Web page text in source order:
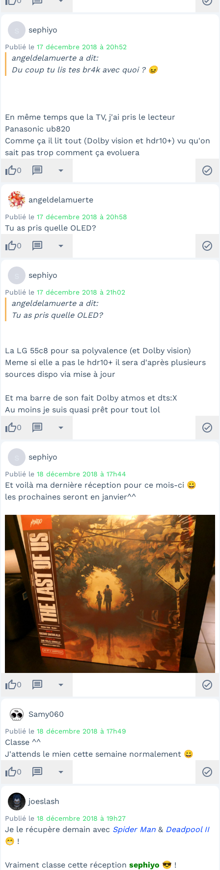
sephiyo
Publié le 17 décembre 2018 à 20h52
angeldelamuerte a dit:
Du coup tu lis tes br4k avec quoi ? 😖
En même temps que la TV, j'ai pris le lecteur
Panasonic ub820
Comme ça il lit tout (Dolby vision et hdr10+) vu qu'on
sait pas trop comment ça evoluera
thumb_up0 message arrow_drop_down check_circle
angeldelamuerte
Publié le 17 décembre 2018 à 20h58
Tu as pris quelle OLED?
thumb_up0 message arrow_drop_down check_circle
sephiyo
Publié le 17 décembre 2018 à 21h02
angeldelamuerte a dit:
Tu as pris quelle OLED?
La LG 55c8 pour sa polyvalence (et Dolby vision)
Meme si elle a pas le hdr10+ il sera d'après plusieurs
sources dispo via mise à jour
Et ma barre de son fait Dolby atmos et dts:X
Au moins je suis quasi prêt pour tout lol
thumb_up0 message arrow_drop_down check_circle
sephiyo
Publié le 18 décembre 2018 à 17h44
Et voilà ma dernière réception pour ce mois-ci 😀
les prochaines seront en janvier^^
thumb_up0 message arrow_drop_down check_circle
Samy060
Publié le 18 décembre 2018 à 17h49
Classe ^^
J'attends le mien cette semaine normalement 😀
thumb_up0 message arrow_drop_down check_circle
joeslash
Publié le 18 décembre 2018 à 19h27
Je le récupère demain avec Spider Man & Deadpool II
😁 !
Vraiment classe cette réception sephiyo 😎 !